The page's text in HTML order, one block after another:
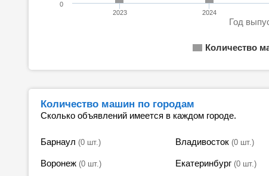
Год
Количество
2023 2024
0
Количество машин по городам
Сколько объявлений имеется в каждом городе.
Барнаул (0 шт.) Владивосток (0 шт.)
Воронеж (0 шт.) Екатеринбург (0 шт.)